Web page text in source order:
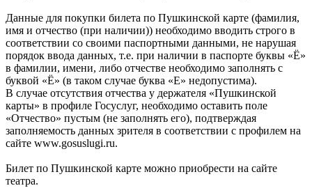
Данные для покупки билета по Пушкинской карте (фамилия,
имя и отчество (при наличии)) необходимо вводить строго в
соответствии со своими паспортными данными, не нарушая
порядок ввода данных, т.е. при наличии в паспорте буквы «Ё»
в фамилии, имени, либо отчестве необходимо заполнять с
буквой «Ё» (в таком случае буква «Е» недопустима).
В случае отсутствия отчества у держателя «Пушкинской
карты» в профиле Госуслуг, необходимо оставить поле
«Отчество» пустым (не заполнять его), подтверждая
заполняемость данных зрителя в соответствии с профилем на
сайте www.gosuslugi.ru.
Билет по Пушкинской карте можно приобрести на сайте
театра.